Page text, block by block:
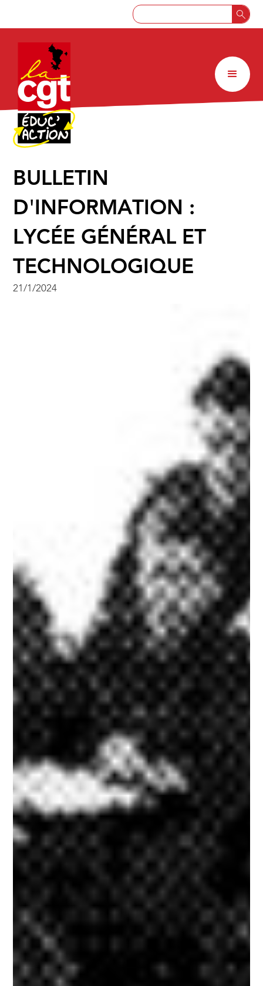
BULLETIN
D'INFORMATION :
LYCÉE GÉNÉRAL ET
TECHNOLOGIQUE
21/1/2024